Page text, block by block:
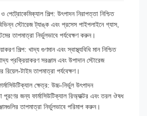
পেট্রোকেমিক্যাল শিল্প: উৎপাদন নিরাপত্তা নিশ্চিত
স্টোরেজ ট্যাঙ্ক এবং প্রসেস পাইপলাইনে গ্যাস,
তাপমাত্রা নির্ভুলভাবে পর্যবেক্ষণ করুন।
শিল্প: খাদ্য গুণমান এবং স্বাস্থ্যবিধি মান নিশ্চিত
প্রক্রিয়াকরণ সরঞ্জাম এবং উপাদান স্টোরেজ
রিয়েল-টাইম তাপমাত্রা পর্যবেক্ষণ।
ক্ষেত্র: উচ্চ-নির্ভুল উৎপাদন
পূরণের জন্য ফার্মাসিউটিক্যাল রিঅ্যাক্টর এবং তরল ঔষধ
তাপমাত্রা নির্ভুলভাবে পরিমাপ করুন।